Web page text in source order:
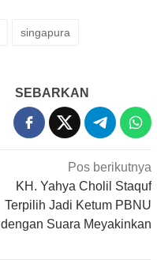
singapura
SEBARKAN
Pos berikutnya
KH. Yahya Cholil Staquf
Terpilih Jadi Ketum PBNU
dengan Suara Meyakinkan